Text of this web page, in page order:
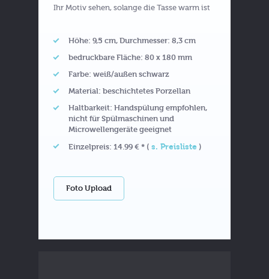
Ihr Motiv sehen, solange die Tasse warm ist
Höhe: 9,5 cm, Durchmesser: 8,3 cm
bedruckbare Fläche: 80 x 180 mm
Farbe: weiß/außen schwarz
Material: beschichtetes Porzellan
Haltbarkeit: Handspülung empfohlen,
nicht für Spülmaschinen und
Microwellengeräte geeignet
Einzelpreis: 14.99 € * ( s. Preisliste )
Foto Upload